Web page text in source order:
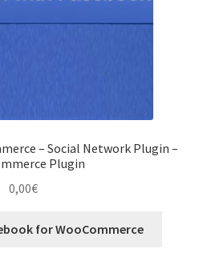
– Social Network Plugin –
Plugin
0,00€
for WooCommerce